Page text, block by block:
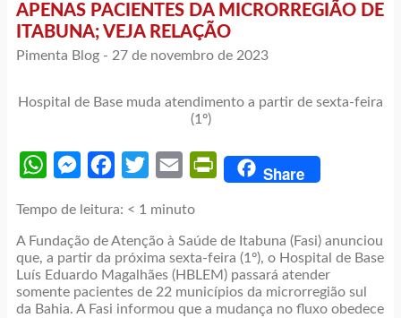
APENAS PACIENTES DA MICRORREGIÃO DE
ITABUNA; VEJA RELAÇÃO
Pimenta Blog - 27 de novembro de 2023
Hospital de Base muda atendimento a partir de sexta-feira
(1º)
WhatsAppMessengerFacebook
Twitter Email PrintFriendly
Share
Tempo de leitura: < 1 minuto
A Fundação de Atenção à Saúde de Itabuna (Fasi) anunciou
que, a partir da próxima sexta-feira (1º), o Hospital de Base
Luís Eduardo Magalhães (HBLEM) passará atender
somente pacientes de 22 municípios da microrregião sul
da Bahia. A Fasi informou que a mudança no fluxo obedece